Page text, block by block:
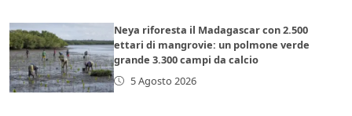
Neya riforesta il Madagascar con 2.500
ettari di mangrovie: un polmone verde
grande 3.300 campi da calcio
5 Agosto 2026